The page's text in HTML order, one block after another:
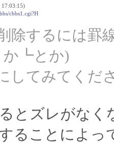
17:03:15)
cbbs1.cgi?H
除するには罫
┗とか)
してみてくだ
とズレがなく
ることによっ